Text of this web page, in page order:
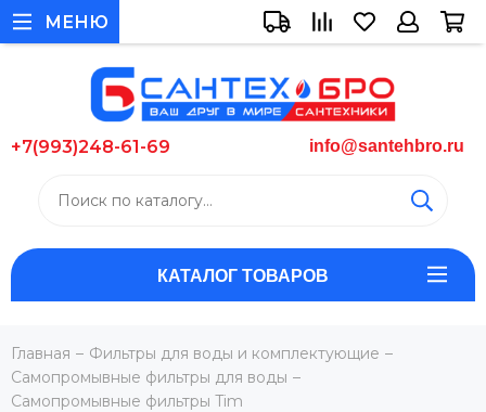
+7(993)248-61-69 info@santehbro.ru
КАТАЛОГ ТОВАРОВ
МЕНЮ
Главная
Фильтры для воды и комплектующие
Самопромывные фильтры для воды
Самопромывные фильтры Tim